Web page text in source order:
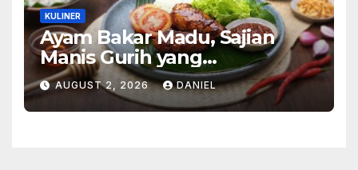
KULINER
Ayam Bakar Madu, Sajian
Manis Gurih yang
Menghangatkan Suasana
Makan
AUGUST 2, 2026 DANIEL